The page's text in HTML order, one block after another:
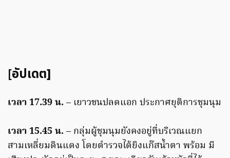
[อัปเดต]
เวลา 17.39 น. – เยาวชนปลดแอก ประกาศยุติการชุมนุม
เวลา 15.45 น. – กลุ่มผู้ชุมนุมยังคงอยู่ที่บริเวณแยก
สามเหลี่ยมดินแดง โดยตำรวจได้ยิงแก๊สน้ำตา พร้อม มี